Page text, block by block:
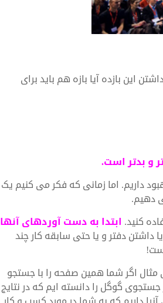
این بازده آیا بازه هم باید برای
و بدتر است.
داریم. اما زمانی که فکر می کنیم یک
دهیم.
کنید. ابتدا به دست آوردهای آنها
دفتر و یا حتی سابقه کار چند
اگر شما همین صفحه را با جستجو
گوگل را دانسته ایم که در نتایج